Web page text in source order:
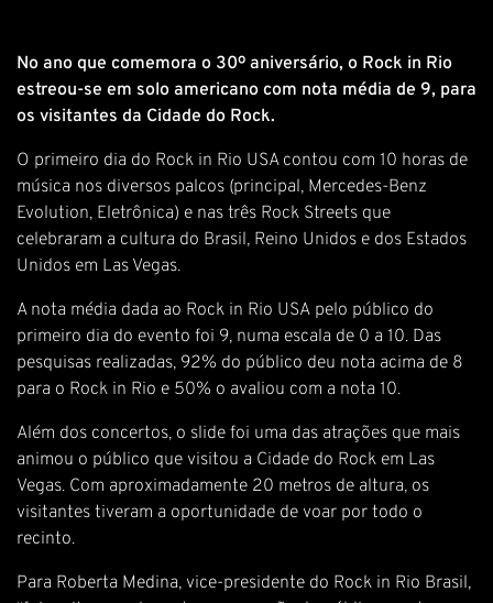
No ano que comemora o 30º aniversário, o Rock in Rio
estreou-se em solo americano com nota média de 9, para
os visitantes da Cidade do Rock.
O primeiro dia do Rock in Rio USA contou com 10 horas de
música nos diversos palcos (principal, Mercedes-Benz
Evolution, Eletrônica) e nas três Rock Streets que
celebraram a cultura do Brasil, Reino Unidos e dos Estados
Unidos em Las Vegas.
A nota média dada ao Rock in Rio USA pelo público do
primeiro dia do evento foi 9, numa escala de 0 a 10. Das
pesquisas realizadas, 92% do público deu nota acima de 8
para o Rock in Rio e 50% o avaliou com a nota 10.
Além dos concertos, o slide foi uma das atrações que mais
animou o público que visitou a Cidade do Rock em Las
Vegas. Com aproximadamente 20 metros de altura, os
visitantes tiveram a oportunidade de voar por todo o
recinto.
Para Roberta Medina, vice-presidente do Rock in Rio Brasil,